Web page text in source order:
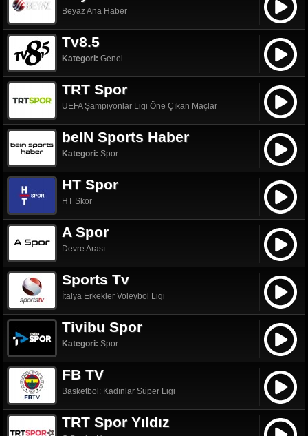
Beyaz Ana Haber
Tv8.5
Kategori: Genel
TRT Spor
UEFA Şampiyonlar Ligi Öne Çıkan Maçlar
beIN Sports Haber
Kategori: Spor
HT Spor
HT Skor
A Spor
Devre Arası
Sports Tv
İtalya Erkekler Voleybol Ligi
Tivibu Spor
Kategori: Spor
FB TV
Basketbol: Kadınlar Süper Ligi
TRT Spor Yıldız